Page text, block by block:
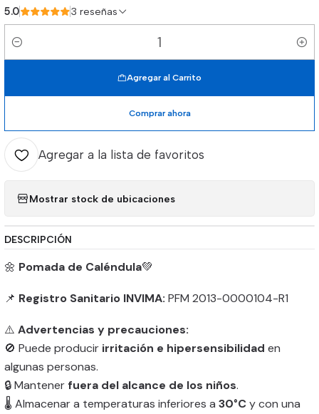
5.0 3 reseñas
Cantidad
Agregar al Carrito
Comprar ahora
Agregar a la lista de favoritos
Mostrar stock de ubicaciones
DESCRIPCIÓN
🌼 Pomada de Caléndula💚
📌 Registro Sanitario INVIMA: PFM 2013-0000104-R1
⚠️ Advertencias y precauciones:
🚫 Puede producir irritación e hipersensibilidad en
algunas personas.
🔒 Mantener fuera del alcance de los niños.
🌡️ Almacenar a temperaturas inferiores a 30°Cy con una